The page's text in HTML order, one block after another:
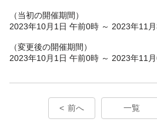
（当初の開催期間）
2023年10月1日 午前0時 ～ 2023年11
（変更後の開催期間）
2023年10月1日 午前0時 ～ 2023年11
前へ 一覧